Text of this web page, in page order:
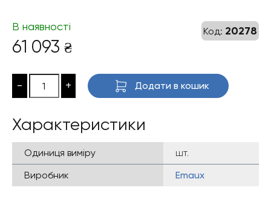
Код: 20278
В наявності
61 093 ₴
- + Додати в кошик
Характеристики
Одиниця виміру
шт.
Виробник
Emaux